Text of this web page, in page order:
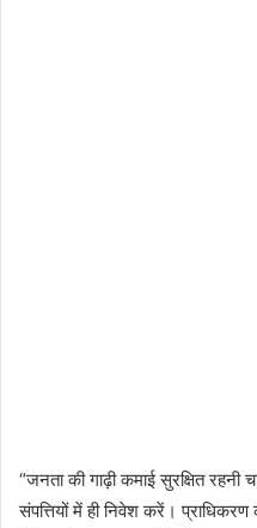
“जनता की गाढ़ी कमाई सुरक्षित
संपत्तियों में ही निवेश करें। प्राधिकरण